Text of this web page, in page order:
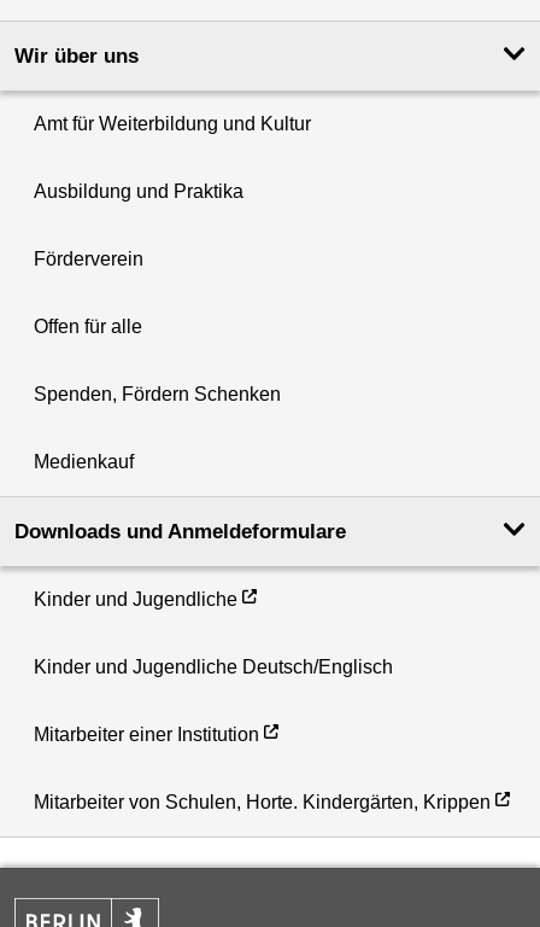
Wir über uns
Amt für Weiterbildung und Kultur
Ausbildung und Praktika
Förderverein
Offen für alle
Spenden, Fördern Schenken
Medienkauf
Downloads und Anmeldeformulare
Kinder und Jugendliche
Kinder und Jugendliche Deutsch/Englisch
Mitarbeiter einer Institution
Mitarbeiter von Schulen, Horte. Kindergärten, Krippen